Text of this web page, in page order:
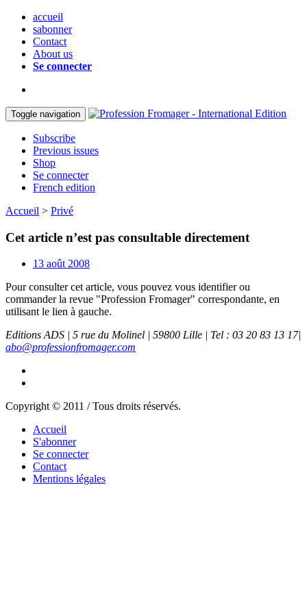
accueil
sabonner
Contact
About us
Se connecter
Toggle navigation
Subscribe
Previous issues
Shop
Se connecter
French edition
Accueil > Privé
Cet article n’est pas consultable directement
13 août 2008
Pour consulter cet article, vous pouvez vous identifier ou
commander la revue "Profession Fromager" correspondante, en
utilisant le lien à gauche.
Editions ADS | 5 rue du Molinel | 59800 Lille | Tel : 03 20 83 13 17|
abo@professionfromager.com
Copyright © 2011 / Tous droits réservés.
Accueil
S'abonner
Se connecter
Contact
Mentions légales